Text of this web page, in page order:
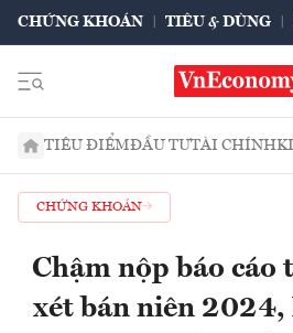
CHỨNG KHOÁN TIÊU & DÙNG
TIÊU ĐIỂMĐẦU TƯTÀI CHÍNH
CHỨNG KHOÁN
Chậm nộp báo cáo
xét bán niên 2024,